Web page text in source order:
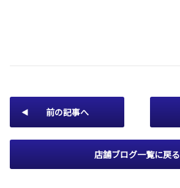
前の記事へ
店舗ブログ一覧に戻る